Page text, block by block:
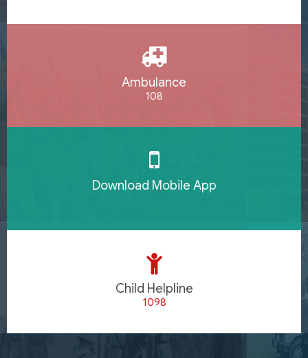
Ambulance
108
Download Mobile App
Child Helpline
1098